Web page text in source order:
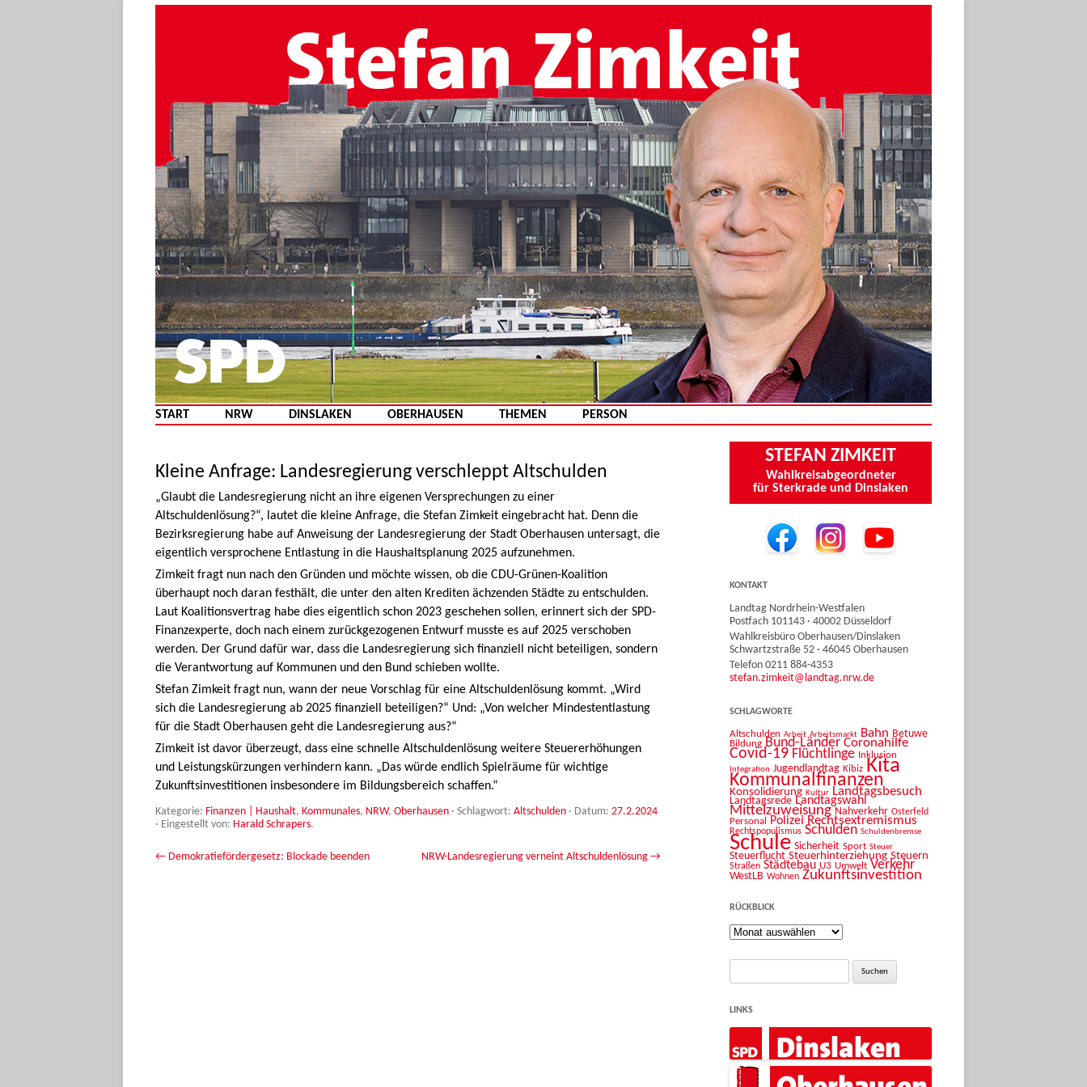
Zum Inhalt springen
START NRW DINSLAKEN OBERHAUSEN THEMEN PERSON
Kleine Anfrage: Landesregierung verschleppt Altschulden
„Glaubt die Landesregierung nicht an ihre eigenen Versprechungen zu einer
Altschuldenlösung?“, lautet die kleine Anfrage, die Stefan Zimkeit eingebracht hat. Denn die
Bezirksregierung habe auf Anweisung der Landesregierung der Stadt Oberhausen untersagt, die
eigentlich versprochene Entlastung in die Haushaltsplanung 2025 aufzunehmen.
Zimkeit fragt nun nach den Gründen und möchte wissen, ob die CDU-Grünen-Koalition
überhaupt noch daran festhält, die unter den alten Krediten ächzenden Städte zu entschulden.
Laut Koalitionsvertrag habe dies eigentlich schon 2023 geschehen sollen, erinnert sich der SPD-
Finanzexperte, doch nach einem zurückgezogenen Entwurf musste es auf 2025 verschoben
werden. Der Grund dafür war, dass die Landesregierung sich finanziell nicht beteiligen, sondern
die Verantwortung auf Kommunen und den Bund schieben wollte.
Stefan Zimkeit fragt nun, wann der neue Vorschlag für eine Altschuldenlösung kommt. „Wird
sich die Landesregierung ab 2025 finanziell beteiligen?“ Und: „Von welcher Mindestentlastung
für die Stadt Oberhausen geht die Landesregierung aus?“
Zimkeit ist davor überzeugt, dass eine schnelle Altschuldenlösung weitere Steuererhöhungen
und Leistungskürzungen verhindern kann. „Das würde endlich Spielräume für wichtige
Zukunftsinvestitionen insbesondere im Bildungsbereich schaffen.“
Kategorie: Finanzen | Haushalt, Kommunales, NRW, Oberhausen · Schlagwort: Altschulden · Datum: 27.2.2024
· Eingestellt von: Harald Schrapers.
Beitrags-Navigation
← Demokratiefördergesetz: Blockade beenden NRW-Landesregierung verneint Altschuldenlösung →
STEFAN ZIMKEIT
Wahlkreisabgeordneter
für Sterkrade und Dinslaken
KONTAKT
Landtag Nordrhein-Westfalen
Postfach 101143 · 40002 Düsseldorf
Wahlkreisbüro Oberhausen/Dinslaken
Schwartzstraße 52 · 46045 Oberhausen
Telefon 0211 884-4353
stefan.zimkeit@landtag.nrw.de
SCHLAGWORTE
Altschulden Arbeit Arbeitsmarkt Bahn Betuwe
Bildung Bund-Länder Coronahilfe
Covid-19 Flüchtlinge Inklusion
Integration Jugendlandtag Kibiz Kita
Kommunalfinanzen
Konsolidierung Kultur Landtagsbesuch
Landtagsrede Landtagswahl
Mittelzuweisung Nahverkehr Osterfeld
Personal Polizei Rechtsextremismus
Rechtspopulismus Schulden Schuldenbremse
Schule Sicherheit Sport Steuer
Steuerflucht Steuerhinterziehung Steuern
Straßen Städtebau U3 Umwelt Verkehr
WestLB Wohnen Zukunftsinvestition
RÜCKBLICK
Rückblick
Suche
LINKS